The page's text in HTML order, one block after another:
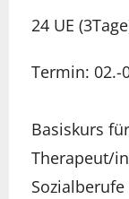
24 UE
Termin: 02.-
Basiskurs
Therapeut/